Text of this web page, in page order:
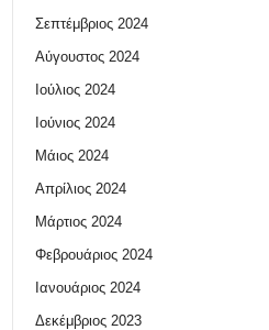
Σεπτέμβριος 2024
Αύγουστος 2024
Ιούλιος 2024
Ιούνιος 2024
Μάιος 2024
Απρίλιος 2024
Μάρτιος 2024
Φεβρουάριος 2024
Ιανουάριος 2024
Δεκέμβριος 2023